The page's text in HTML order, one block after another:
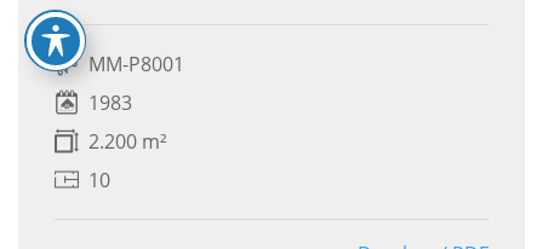
MM-P8001
1983
2.200 m²
10